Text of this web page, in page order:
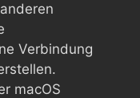
Verbindung
macOS